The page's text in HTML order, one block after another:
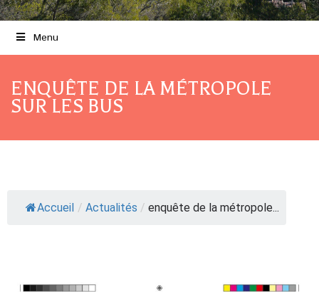
Menu
ENQUÊTE DE LA MÉTROPOLE
SUR LES BUS
Accueil / Actualités / enquête de la métropole...